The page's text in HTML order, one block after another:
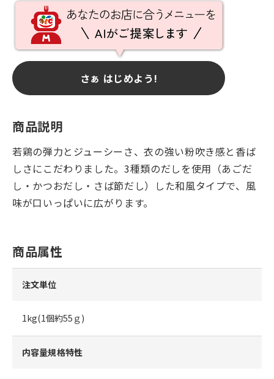
さぁ はじめよう!
商品説明
若鶏の弾力とジューシーさ、衣の強い粉吹き感と香ば
しさにこだわりました。3種類のだしを使用（あごだ
し・かつおだし・さば節だし）した和風タイプで、風
味が口いっぱいに広がります。
商品属性
注文単位
1kg(1個約55ｇ)
内容量規格特性